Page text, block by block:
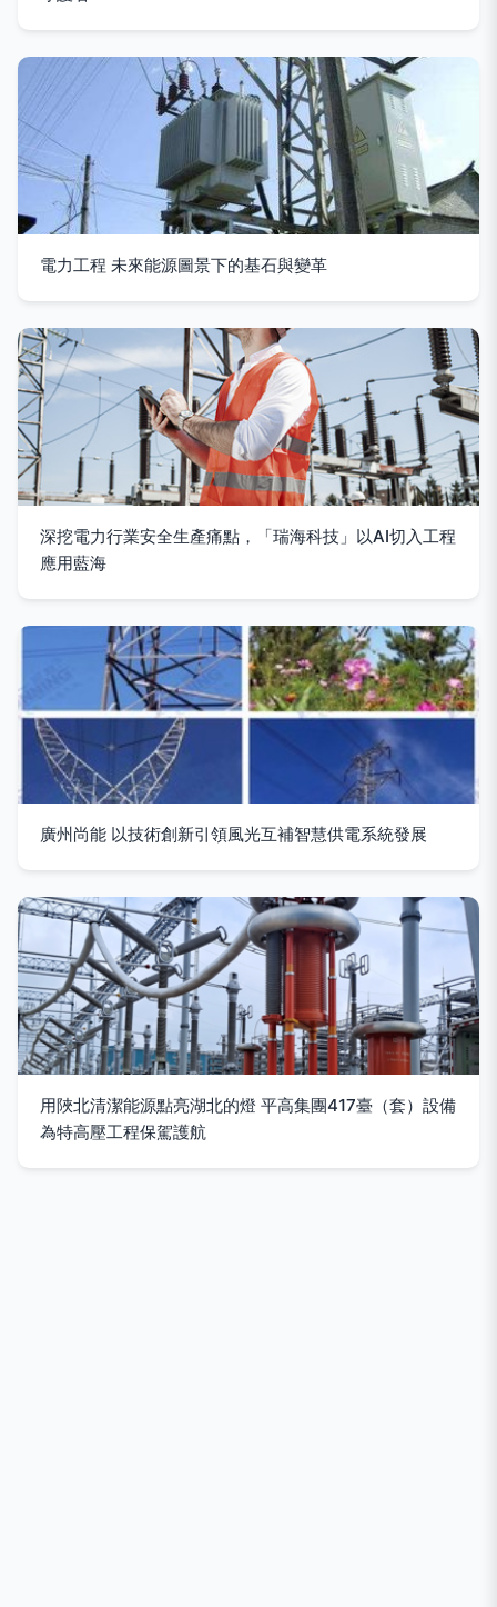
電力工程 未來能源圖景下的基石與變革
深挖電力行業安全生產痛點，「瑞海科技」以AI切入工程
應用藍海
廣州尚能 以技術創新引領風光互補智慧供電系統發展
用陜北清潔能源點亮湖北的燈 平高集團417臺（套）設備
為特高壓工程保駕護航